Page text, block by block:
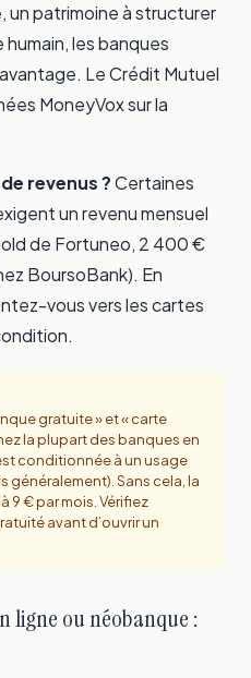
un patrimoine à structurer
les banques
Le Crédit Mutuel
MoneyVox sur la
revenus ?Certaines
un revenu mensuel
de Fortuneo, 2 400 €
BoursoBank). En
vous vers les cartes
gratuite » et « carte
la plupart des banques en
conditionnée à un usage
généralement). Sans cela, la
9 € par mois. Vérifiez
avant d’ouvrir un
ligne ou néobanque :